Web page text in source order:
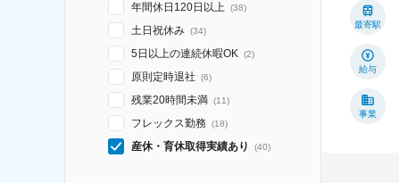
年間休日120日以上 (38)
土日祝休み (34)
5日以上の連続休暇OK (2)
原則定時退社 (6)
残業20時間未満 (11)
フレックス勤務 (18)
産休・育休取得実績あり (40)
最寄駅
給与
事業